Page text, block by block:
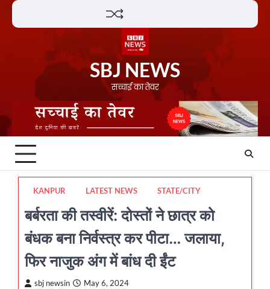
Skip
SBJ NEWS
सच्चाई का तेवर
KANPUR LATEST NEWS STATE/CITY
बर्बरता की तस्वीरें: दोस्तों ने छात्र को
बंधक बना निर्वस्त्र कर पीटा… जलाया,
फिर नाजुक अंग में बांध दी ईंट
sbj newsin May 6, 2024